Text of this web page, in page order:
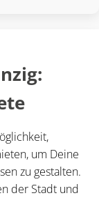
um Deine
zu gestalten.
der Stadt und